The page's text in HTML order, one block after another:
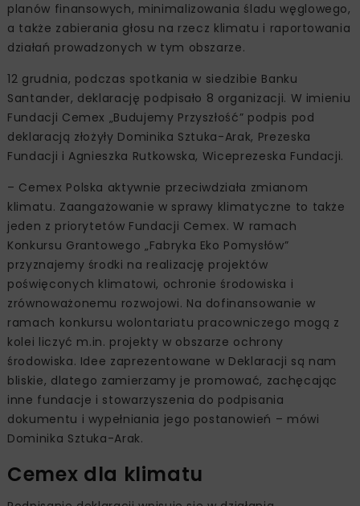
planów finansowych, minimalizowania śladu węglowego,
a także zabierania głosu na rzecz klimatu i raportowania
działań prowadzonych w tym obszarze.
12 grudnia, podczas spotkania w siedzibie Banku
Santander, deklarację podpisało 8 organizacji. W imieniu
Fundacji Cemex „Budujemy Przyszłość” podpis pod
deklaracją złożyły Dominika Sztuka-Arak, Prezeska
Fundacji i Agnieszka Rutkowska, Wiceprezeska Fundacji.
– Cemex Polska aktywnie przeciwdziała zmianom
klimatu. Zaangażowanie w sprawy klimatyczne to także
jeden z priorytetów Fundacji Cemex. W ramach
Konkursu Grantowego „Fabryka Eko Pomysłów”
przyznajemy środki na realizację projektów
poświęconych klimatowi, ochronie środowiska i
zrównoważonemu rozwojowi. Na dofinansowanie w
ramach konkursu wolontariatu pracowniczego mogą z
kolei liczyć m.in. projekty w obszarze ochrony
środowiska. Idee zaprezentowane w Deklaracji są nam
bliskie, dlatego zamierzamy je promować, zachęcając
inne fundacje i stowarzyszenia do podpisania
dokumentu i wypełniania jego postanowień – mówi
Dominika Sztuka-Arak.
Cemex dla klimatu